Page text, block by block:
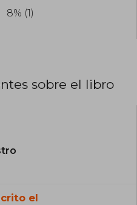
8% (1)
sobre el libro
el